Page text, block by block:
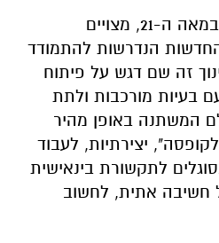
במוקד תוכניות החינוך במאה ה-21, מצויים
החדשות הנדרשות להתמודד
זה שם דגש על פיתוח
בעיות מורכבות ולתת
המשתנה באופן מהיר
יצירתיות, לעבוד
לתקשורת בינאישית
חשיבה אתית, לחשוב